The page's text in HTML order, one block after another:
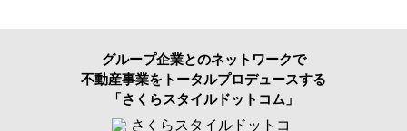
グループ企業とのネットワークで
不動産事業をトータルプロデュースする
「さくらスタイルドットコム」